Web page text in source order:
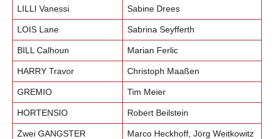
LILLI Vanessi Sabine Drees
LOIS Lane Sabrina Seyfferth
BILL Calhoun Marian Ferlic
HARRY Travor Christoph Maaßen
GREMIO Tim Meier
HORTENSIO Robert Beilstein
Zwei GANGSTER Marco Heckhoff, Jörg Weitkowitz